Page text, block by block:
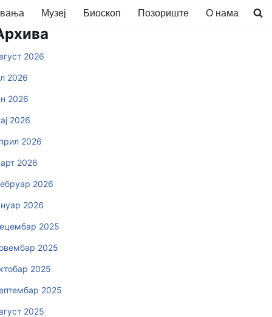
Музеј Биоскоп Позориште О нама
2026
2026
2026
2026
2026
2026
2026
2026
2025
2025
2025
2025
2025